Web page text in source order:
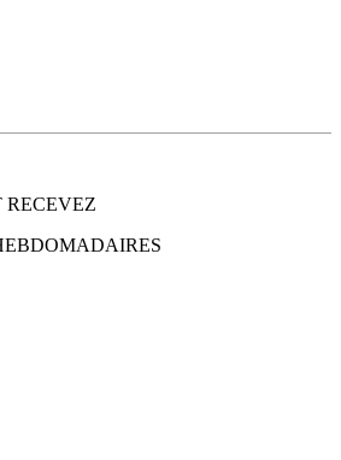
RECEVEZ